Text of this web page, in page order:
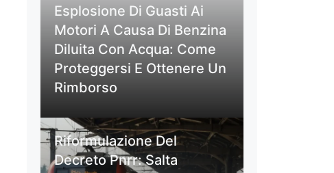
Esplosione Di Guasti Ai
Motori A Causa Di Benzina
Diluita Con Acqua: Come
Proteggersi E Ottenere Un
Rimborso
Riformulazione Del
Decreto Pnrr: Salta